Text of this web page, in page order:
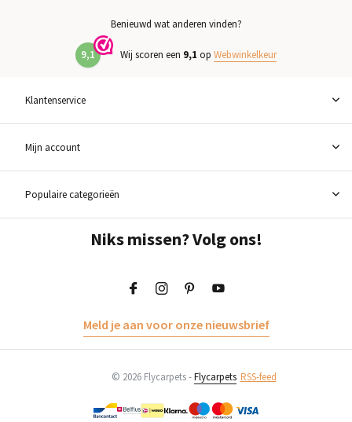
Benieuwd wat anderen vinden?
9,1 Wij scoren een 9,1 op Webwinkelkeur
Klantenservice
Mijn account
Populaire categorieën
Niks missen? Volg ons!
Meld je aan voor onze nieuwsbrief
© 2026 Flycarpets -Flycarpets RSS-feed